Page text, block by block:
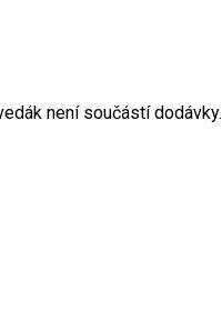
není součástí dodávky.